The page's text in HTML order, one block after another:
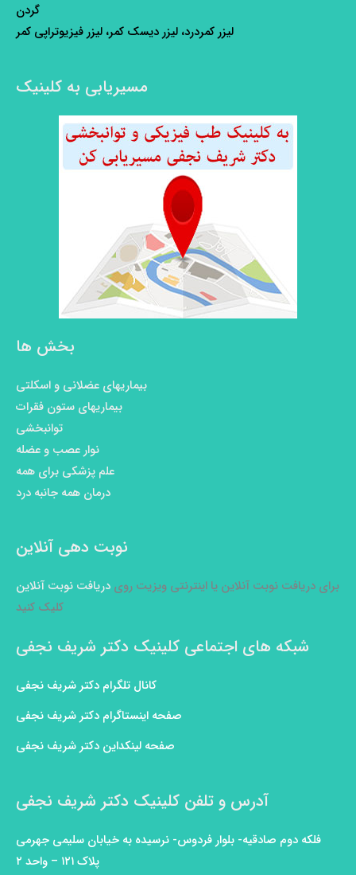
گردن
لیزر کمردرد، لیزر دیسک کمر، لیزر فیزیوتراپی کمر
مسیریابی به کلینیک
بخش ها
بیماریهای عضلانی و اسکلتی
بیماریهای ستون فقرات
توانبخشی
نوار عصب و عضله
علم پزشکی برای همه
درمان همه جانبه درد
نوبت دهی آنلاین
برای دریافت نوبت آنلاین یا اینترنتی ویزیت روی دریافت نوبت آنلاین
کلیک کنید
شبکه های اجتماعی کلینیک دکتر شریف نجفی
کانال تلگرام دکتر شریف نجفی
صفحه اینستاگرام دکتر شریف نجفی
صفحه لینکداین دکتر شریف نجفی
آدرس و تلفن کلینیک دکتر شریف نجفی
فلکه دوم صادقیه- بلوار فردوس- نرسیده به خیابان سلیمی جهرمی
پلاک ۱۲۱ – واحد ۲